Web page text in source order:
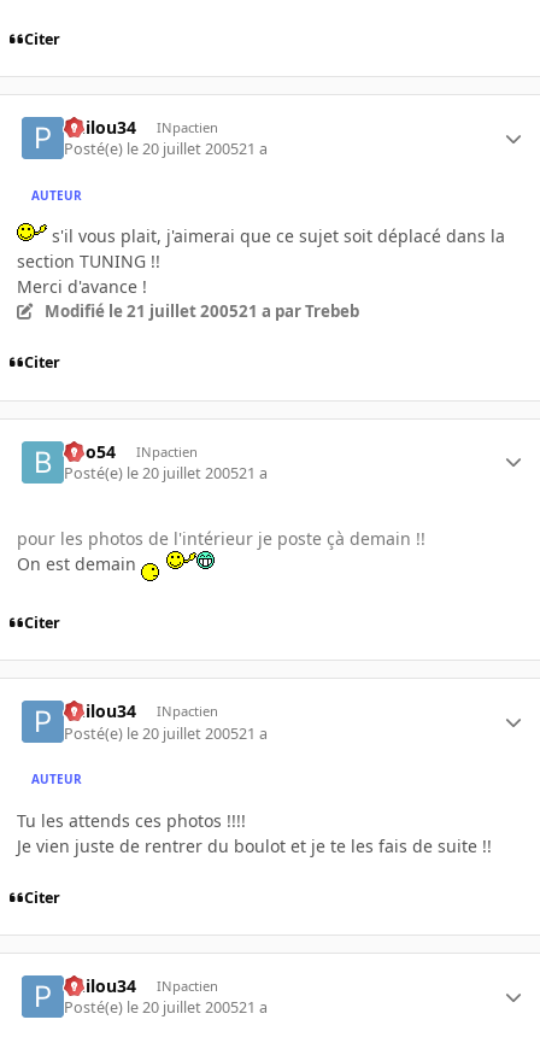
Citer
Philou34 INpactien
Posté(e) le 20 juillet 200521 a
AUTEUR
s'il vous plait, j'aimerai que ce sujet soit déplacé dans la
section TUNING !!
Merci d'avance !
Modifié le 21 juillet 200521 a par Trebeb
Citer
Boo54 INpactien
Posté(e) le 20 juillet 200521 a
pour les photos de l'intérieur je poste çà demain !!
On est demain
Citer
Philou34 INpactien
Posté(e) le 20 juillet 200521 a
AUTEUR
Tu les attends ces photos !!!!
Je vien juste de rentrer du boulot et je te les fais de suite !!
Citer
Philou34 INpactien
Posté(e) le 20 juillet 200521 a